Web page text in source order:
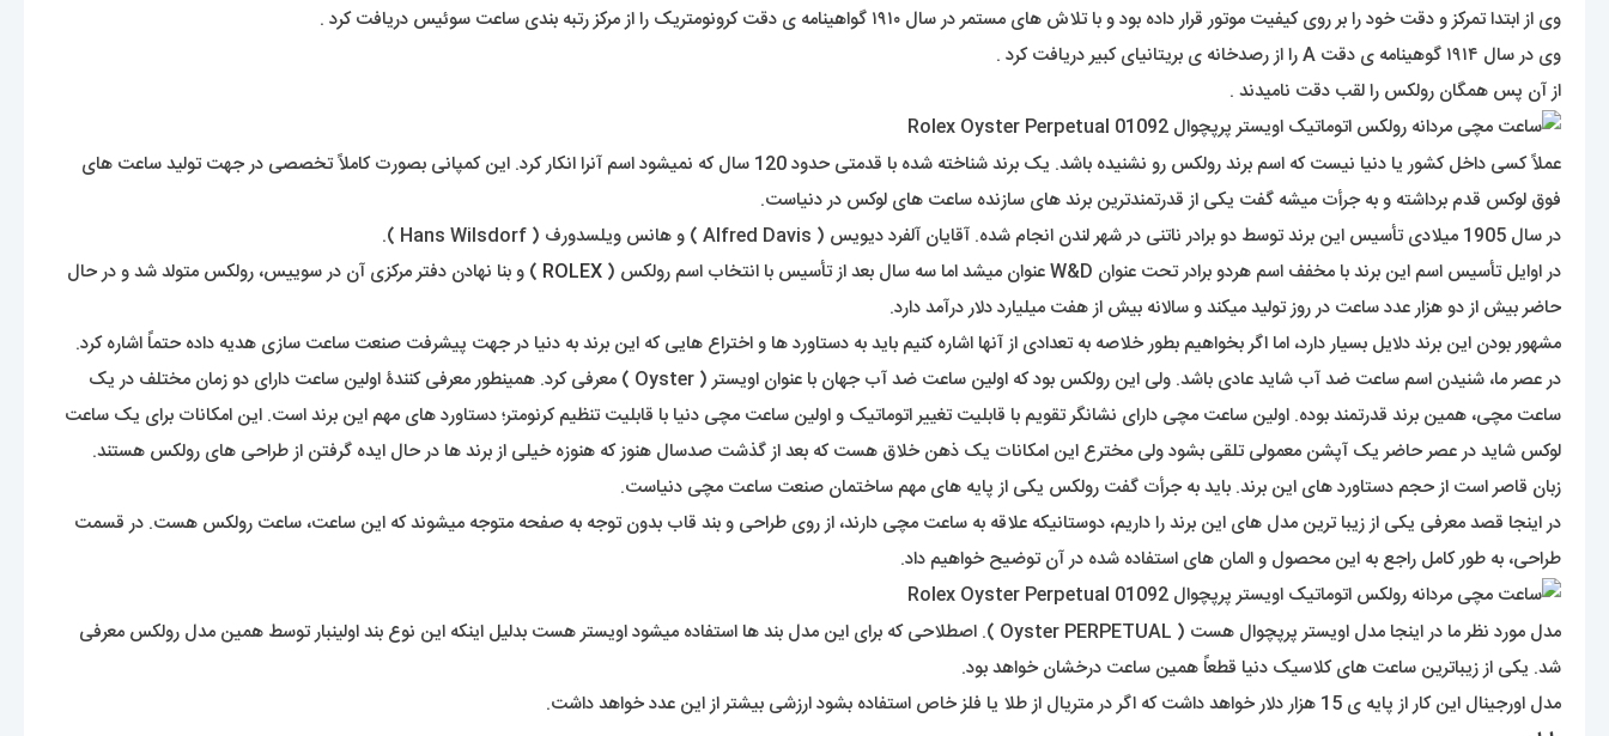
وی از ابتدا تمرکز و دقت خود را بر روی کیفیت موتور قرار داده بود و با تلاش های مستمر در سال ۱۹۱۰ گواهینامه ی دقت کرونومتریک را از مرکز رتبه بندی ساعت سوئیس دریافت کرد .
وی در سال ۱۹۱۴ گوهینامه ی دقت A را از رصدخانه ی بریتانیای کبیر دریافت کرد .
از آن پس همگان رولکس را لقب دقت نامیدند .
عملاً کسی داخل کشور یا دنیا نیست که اسم برند رولکس رو نشنیده باشد. یک برند شناخته شده با قدمتی حدود 120 سال که نمیشود اسم آنرا انکار کرد. این کمپانی بصورت کاملاً تخصصی در جهت تولید ساعت های
فوق لوکس قدم برداشته و به جرأت میشه گفت یکی از قدرتمندترین برند های سازنده ساعت های لوکس در دنیاست.
در سال 1905 میلادی تأسیس این برند توسط دو برادر ناتنی در شهر لندن انجام شده. آقایان آلفرد دیویس ( Alfred Davis ) و هانس ویلسدورف ( Hans Wilsdorf ).
در اوایل تأسیس اسم این برند با مخفف اسم هردو برادر تحت عنوان W&D عنوان میشد اما سه سال بعد از تأسیس با انتخاب اسم رولکس (
ROLEX ) و بنا نهادن دفتر مرکزی آن در سوییس، رولکس متولد شد و در حال
حاضر بیش از دو هزار عدد ساعت در روز تولید میکند و سالانه بیش از هفت میلیارد دلار درآمد دارد.
مشهور بودن این برند دلایل بسیار دارد، اما اگر بخواهیم بطور خلاصه به تعدادی از آنها اشاره کنیم باید به دستاورد ها و اختراع هایی که این برند به دنیا در جهت پیشرفت صنعت ساعت سازی هدیه داده حتماً اشاره کرد.
در عصر ما، شنیدن اسم ساعت ضد آب شاید عادی باشد. ولی این رولکس بود که اولین ساعت ضد آب جهان با عنوان اویستر ( Oyster ) معرفی کرد. همینطور معرفی کنندۀ اولین ساعت دارای دو زمان مختلف در یک
ساعت مچی، همین برند قدرتمند بوده. اولین ساعت مچی دارای نشانگر تقویم با قابلیت تغییر اتوماتیک و اولین ساعت مچی دنیا با قابلیت تنظیم کرنومتر؛ دستاورد های مهم این برند است. این امکانات برای یک ساعت
لوکس شاید در عصر حاضر یک آپشن معمولی تلقی بشود ولی مخترع این امکانات یک ذهن خلاق هست که بعد از گذشت صدسال هنوز که هنوزه خیلی از برند ها در حال ایده گرفتن از طراحی های رولکس هستند.
زبان قاصر است از حجم دستاورد های این برند. باید به جرأت گفت رولکس یکی از پایه های مهم ساختمان صنعت ساعت مچی دنیاست.
در اینجا قصد معرفی یکی از زیبا ترین مدل های این برند را داریم، دوستانیکه علاقه به ساعت مچی دارند، از روی طراحی و بند قاب بدون توجه به صفحه متوجه میشوند که این ساعت، ساعت رولکس هست. در قسمت
طراحی، به طور کامل راجع به این محصول و المان های استفاده شده در آن توضیح خواهیم داد.
مدل مورد نظر ما در اینجا مدل اویستر پرپچوال هست ( Oyster PERPETUAL ). اصطلاحی که برای این مدل بند ها استفاده میشود اویستر هست بدلیل اینکه این نوع بند اولینبار توسط همین مدل رولکس معرفی
شد. یکی از زیباترین ساعت های کلاسیک دنیا قطعاً همین ساعت درخشان خواهد بود.
مدل اورجینال این کار از پایه ی 15 هزار دلار خواهد داشت که اگر در متریال از طلا یا فلز خاص استفاده بشود ارزشی بیشتر از این عدد خواهد داشت.